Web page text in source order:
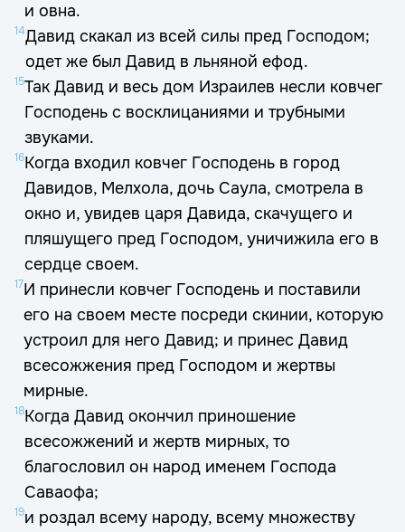
и овна.
14Давид скакал из всей силы пред Господом;
одет же был Давид в льняной ефод.
15Так Давид и весь дом Израилев несли ковчег
Господень с восклицаниями и трубными
звуками.
16Когда входил ковчег Господень в город
Давидов, Мелхола, дочь Саула, смотрела в
окно и, увидев царя Давида, скачущего и
пляшущего пред Господом, уничижила его в
сердце своем.
17И принесли ковчег Господень и поставили
его на своем месте посреди скинии, которую
устроил для него Давид; и принес Давид
всесожжения пред Господом и жертвы
мирные.
18Когда Давид окончил приношение
всесожжений и жертв мирных, то
благословил он народ именем Господа
Саваофа;
19и роздал всему народу, всему множеству